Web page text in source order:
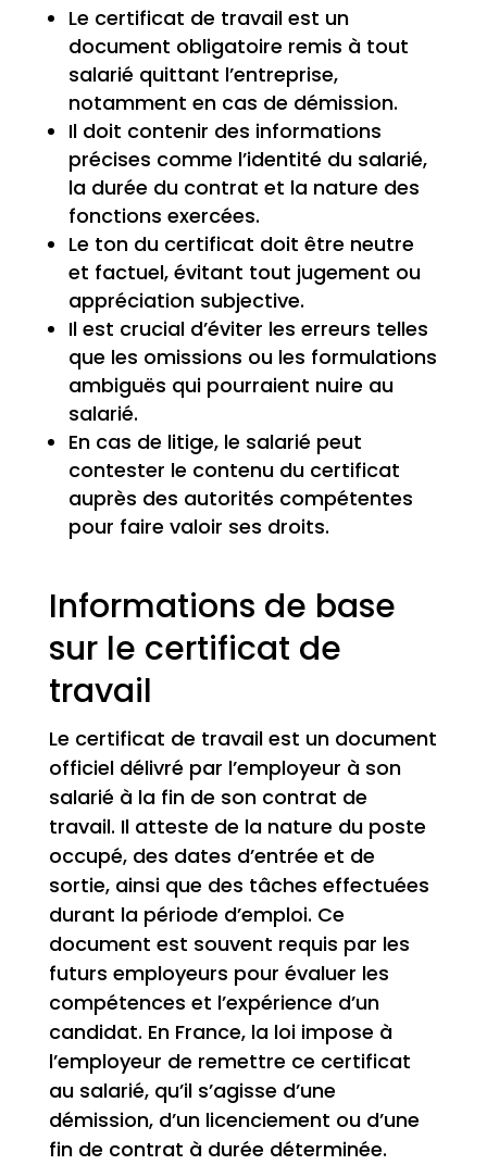
Le certificat de travail est un
document obligatoire remis à tout
salarié quittant l’entreprise,
notamment en cas de démission.
Il doit contenir des informations
précises comme l’identité du salarié,
la durée du contrat et la nature des
fonctions exercées.
Le ton du certificat doit être neutre
et factuel, évitant tout jugement ou
appréciation subjective.
Il est crucial d’éviter les erreurs telles
que les omissions ou les formulations
ambiguës qui pourraient nuire au
salarié.
En cas de litige, le salarié peut
contester le contenu du certificat
auprès des autorités compétentes
pour faire valoir ses droits.
Informations de base
sur le certificat de
travail
Le certificat de travail est un document
officiel délivré par l’employeur à son
salarié à la fin de son contrat de
travail. Il atteste de la nature du poste
occupé, des dates d’entrée et de
sortie, ainsi que des tâches effectuées
durant la période d’emploi. Ce
document est souvent requis par les
futurs employeurs pour évaluer les
compétences et l’expérience d’un
candidat. En France, la loi impose à
l’employeur de remettre ce certificat
au salarié, qu’il s’agisse d’une
démission, d’un licenciement ou d’une
fin de contrat à durée déterminée.